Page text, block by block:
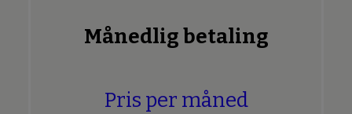
Månedlig betaling
Pris per måned